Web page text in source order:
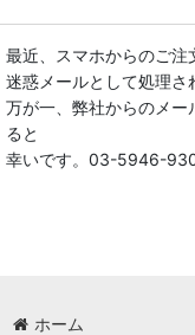
最近、スマホからのご注
迷惑メールとして処理さ
万が一、弊社からのメー
ると
幸いです。03-5946-
ホーム